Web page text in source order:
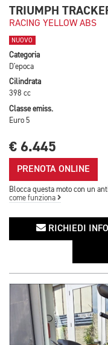
TRIUMPH
RACING YELLOW ABS
NUOVO
Categoria
D'epoca
Cilindrata
398 cc
Classe emiss.
Euro 5
€ 6.445
PRENOTA ONLINE
Blocca questa moto con un
come funziona
RICHIEDI INFO